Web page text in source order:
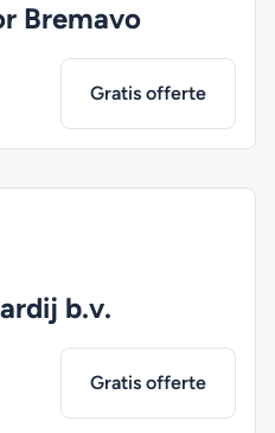
Bremavo
Gratis offerte
b.v.
Gratis offerte